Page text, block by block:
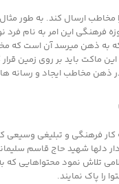
را مخاطب ارسال کند. به
فرهنگی این امر به نام
ذهن میرسد آن است که
باید بر روی زمین قرار
مخاطب ایجاد و رسانه
فرهنگی و تبلیغی
دلها شهید حاج قاسم
تلاش نمود محتواهایی
را پاک نمایند.